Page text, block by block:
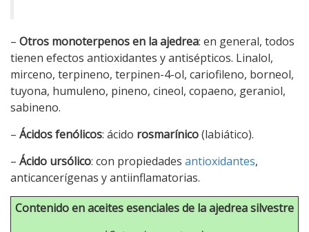
– Otros monoterpenos en la ajedrea: en general, todos
tienen efectos antioxidantes y antisépticos. Linalol,
mirceno, terpineno, terpinen-4-ol, cariofileno, borneol,
tuyona, humuleno, pineno, cineol, copaeno, geraniol,
sabineno.
– Ácidos fenólicos: ácido rosmarínico(labiático).
– Ácido ursólico: con propiedades antioxidantes,
anticancerígenas y antiinflamatorias.
Contenido en aceites esenciales de la ajedrea silvestre